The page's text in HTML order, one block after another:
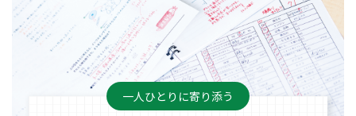
一人ひとりに寄り添う